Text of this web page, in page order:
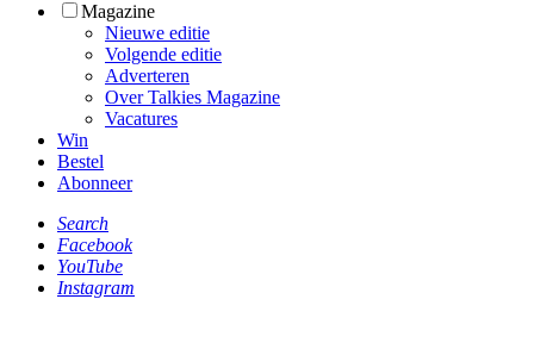
Magazine
Nieuwe editie
Volgende editie
Adverteren
Over Talkies Magazine
Vacatures
Win
Bestel
Abonneer
Search
Facebook
YouTube
Instagram